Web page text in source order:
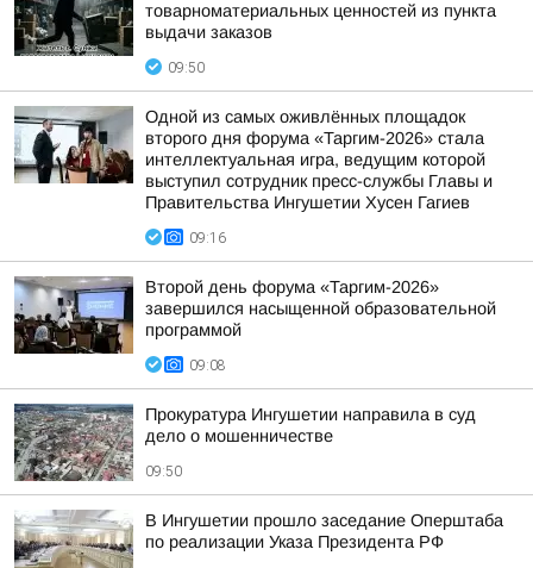
товарноматериальных ценностей из пункта
выдачи заказов
09:50
Одной из самых оживлённых площадок
второго дня форума «Таргим-2026» стала
интеллектуальная игра, ведущим которой
выступил сотрудник пресс-службы Главы и
Правительства Ингушетии Хусен Гагиев
09:16
Второй день форума «Таргим-2026»
завершился насыщенной образовательной
программой
09:08
Прокуратура Ингушетии направила в суд
дело о мошенничестве
09:50
В Ингушетии прошло заседание Оперштаба
по реализации Указа Президента РФ